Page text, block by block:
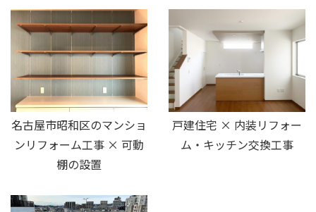
名古屋市昭和区のマンショ
ンリフォーム工事 × 可動
棚の設置
戸建住宅 × 内装リフォー
ム・キッチン交換工事